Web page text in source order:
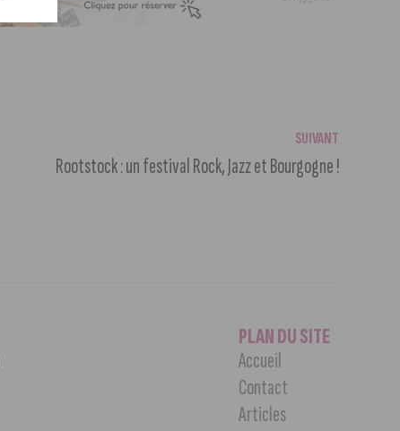
SUIVANT
Rootstock : un festival Rock, Jazz et Bourgogne !
PLAN DU SITE
Accueil
Contact
Articles